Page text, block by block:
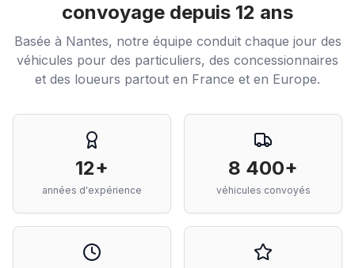
convoyage depuis 12 ans
Basée à Nantes, notre équipe conduit chaque jour des
véhicules pour des particuliers, des concessionnaires
et des loueurs partout en France et en Europe.
12+
années d'expérience
8 400+
véhicules convoyés